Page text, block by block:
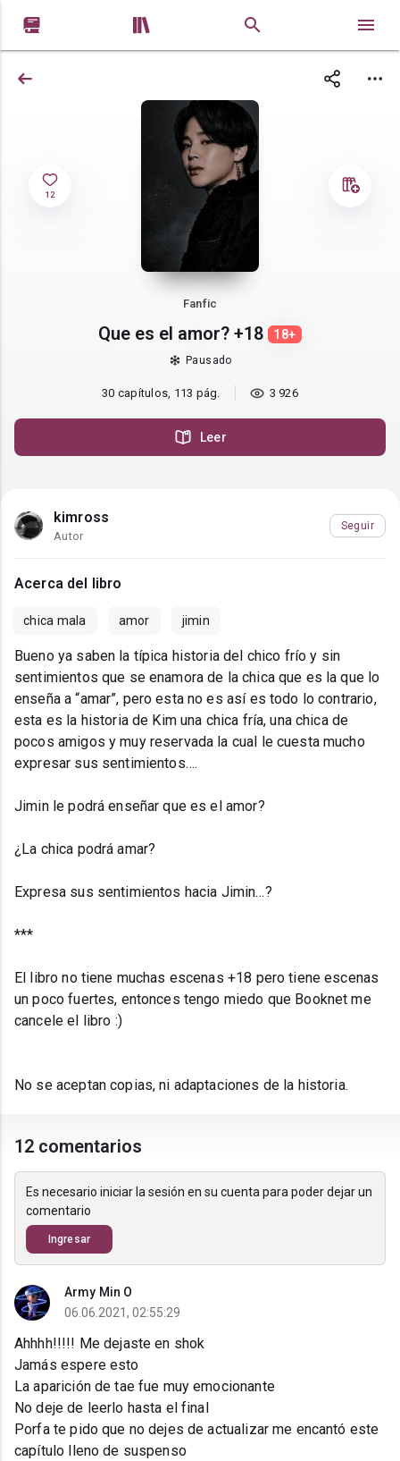
 
12
Fanfic
Que es el amor? +18 18+
Pausado
30 capítulos, 113 pág. 3 926
Leer
kimross
Autor
Seguir
Acerca del libro
chica mala amor jimin
Bueno ya saben la típica historia del chico frío y sin
sentimientos que se enamora de la chica que es la que lo
enseña a “amar”, pero esta no es así es todo lo contrario,
esta es la historia de Kim una chica fría, una chica de
pocos amigos y muy reservada la cual le cuesta mucho
expresar sus sentimientos….
Jimin le podrá enseñar que es el amor?
¿La chica podrá amar?
Expresa sus sentimientos hacia Jimin…?
***
El libro no tiene muchas escenas +18 pero tiene escenas
un poco fuertes, entonces tengo miedo que Booknet me
cancele el libro :)
No se aceptan copias, ni adaptaciones de la historia.
12 comentarios
Es necesario iniciar la sesión en su cuenta para poder dejar un
comentario
Ingresar
Army Min O
06.06.2021, 02:55:29
Ahhhh!!!!! Me dejaste en shok
Jamás espere esto
La aparición de tae fue muy emocionante
No deje de leerlo hasta el final
Porfa te pido que no dejes de actualizar me encantó este
capítulo lleno de suspenso